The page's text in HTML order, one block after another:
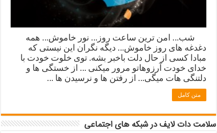
شب… امن ترین ساعت روز… نور خاموش… همه
دغدغه های روز خاموش… دیگه نگران این نیستی که
مبادا کسی از حال دلت باخبر بشه. توی خلوت خودت با
خدای خودت آرزوهاتو مرور میکنی … از خستگی ها و
دلتنگی هات میگی… از رفتن ها و نرسیدن ها …
متن کامل
سلامت دات لایف در شبکه های اجتماعی